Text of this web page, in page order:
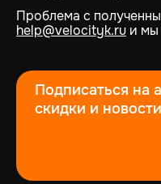
Проблема с
help@velocityk.ru и мы
Подписаться на
скидки и новости